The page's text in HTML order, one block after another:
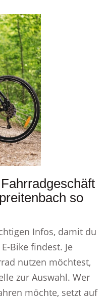
so
Infos, damit du
Bike findest. Je
nutzen möchtest,
zur Auswahl. Wer
möchte, setzt auf